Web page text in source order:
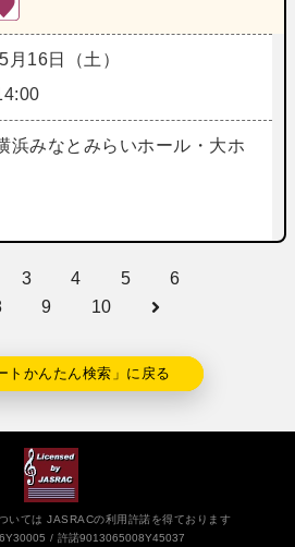
月16日（土）
浜みなとみらいホール・大ホ
3 4 5
6
9 10
トかんたん検索」に戻る
いては JASRACの利用許諾を得ております
許諾9013065008Y45037